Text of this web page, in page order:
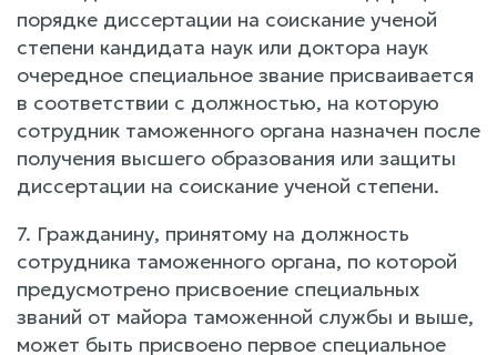
порядке диссертации на соискание ученой
степени кандидата наук или доктора наук
очередное специальное звание присваивается
в соответствии с должностью, на которую
сотрудник таможенного органа назначен после
получения высшего образования или защиты
диссертации на соискание ученой степени.
7. Гражданину, принятому на должность
сотрудника таможенного органа, по которой
предусмотрено присвоение специальных
званий от майора таможенной службы и выше,
может быть присвоено первое специальное